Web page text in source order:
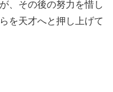
、その後の努力を惜し
を天才へと押し上げて